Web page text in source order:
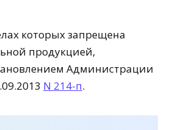
которых запрещена
продукцией,
Администрации
N 214-п.